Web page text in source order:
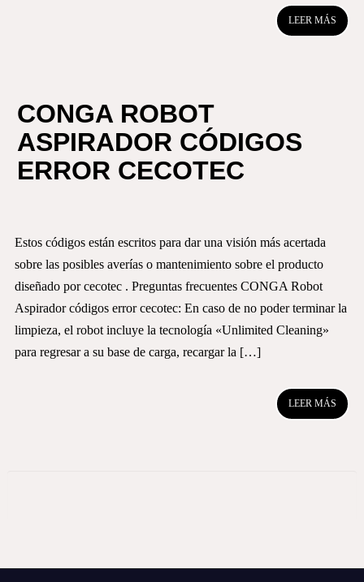
LEER MÁS
CONGA ROBOT
ASPIRADOR CÓDIGOS
ERROR CECOTEC
Estos códigos están escritos para dar una visión más acertada
sobre las posibles averías o mantenimiento sobre el producto
diseñado por cecotec . Preguntas frecuentes CONGA Robot
Aspirador códigos error cecotec: En caso de no poder terminar la
limpieza, el robot incluye la tecnología «Unlimited Cleaning»
para regresar a su base de carga, recargar la […]
LEER MÁS